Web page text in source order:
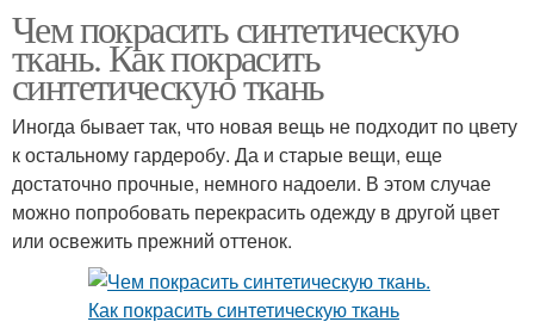
Чем покрасить синтетическую
ткань. Как покрасить
синтетическую ткань
Иногда бывает так, что новая вещь не подходит по цвету
к остальному гардеробу. Да и старые вещи, еще
достаточно прочные, немного надоели. В этом случае
можно попробовать перекрасить одежду в другой цвет
или освежить прежний оттенок.